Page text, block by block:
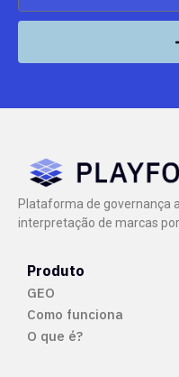
Plataforma de governança
interpretação de marcas
Produto
GEO
Como funciona
O que é?